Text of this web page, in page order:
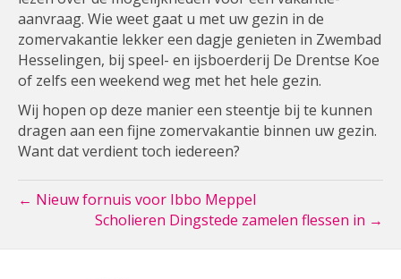
aanvraag. Wie weet gaat u met uw gezin in de
zomervakantie lekker een dagje genieten in Zwembad
Hesselingen, bij speel- en ijsboerderij De Drentse Koe
of zelfs een weekend weg met het hele gezin.
Wij hopen op deze manier een steentje bij te kunnen
dragen aan een fijne zomervakantie binnen uw gezin.
Want dat verdient toch iedereen?
← Nieuw fornuis voor Ibbo Meppel
Scholieren Dingstede zamelen flessen in →